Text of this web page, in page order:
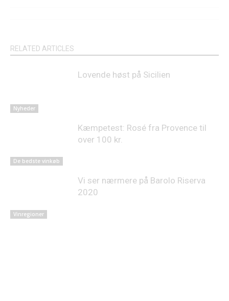
RELATED ARTICLES
Nyheder
Lovende høst på Sicilien
De bedste vinkøb
Kæmpetest: Rosé fra Provence til
over 100 kr.
Vinregioner
Vi ser nærmere på Barolo Riserva
2020